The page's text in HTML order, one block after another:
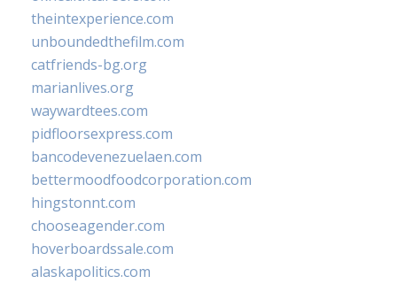
theintexperience.com
unboundedthefilm.com
catfriends-bg.org
marianlives.org
waywardtees.com
pidfloorsexpress.com
bancodevenezuelaen.com
bettermoodfoodcorporation.com
hingstonnt.com
chooseagender.com
hoverboardssale.com
alaskapolitics.com